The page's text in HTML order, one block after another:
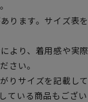
ります。サイズ表
より、着用感や実
さい。
りサイズを記載し
ている商品もござい